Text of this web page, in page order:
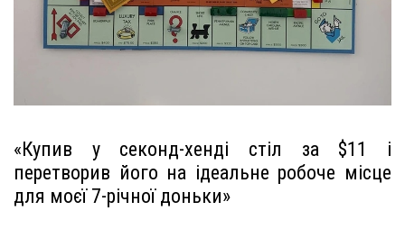
«Купив у секонд-хенді стіл за $11 і
перетворив його на ідеальне робоче місце
для моєї 7-річної доньки»